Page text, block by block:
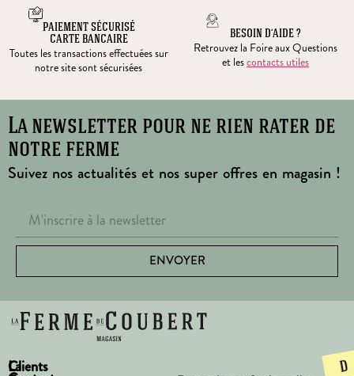
PAIEMENT SÉCURISÉ
CARTE BANCAIRE
Toutes les transactions effectuées sur
notre site sont sécurisées
BESOIN D’AIDE ?
Retrouvez la Foire aux Questions
et lescontacts utiles
La newsletter pour ne rien rater de
notre ferme
Suivez nos actualités et nos super offres en magasin !
ENVOYER
La
Clients D